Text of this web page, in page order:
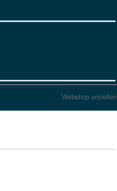
Webshop erstellen